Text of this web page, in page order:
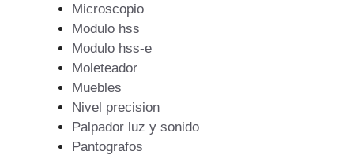
Microscopio
Modulo hss
Modulo hss-e
Moleteador
Muebles
Nivel precision
Palpador luz y sonido
Pantografos